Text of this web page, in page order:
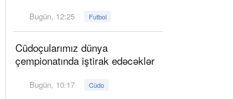
Bugün, 12:25 Futbol
Cüdoçularımız dünya
çempionatında iştirak edəcəklər
Bugün, 10:17 Cüdo